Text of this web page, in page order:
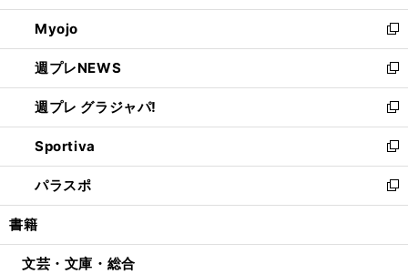
開
く
ウ
で
開
く
ン
ド
ウ
で
開
く
ウ
ィ
ン
ド
ウ
で
開
く
Myojo
新
し
い
ウ
ィ
ン
ド
ウ
で
開
週プレNEWS
新
し
い
ウ
ィ
ン
ド
ウ
開
週プレ グラジャパ!
新
し
い
ウ
ィ
ン
ウ
Sportiva
新
し
い
ウ
ン
パラスポ
新
し
ウ
書籍
文芸・文庫・総合